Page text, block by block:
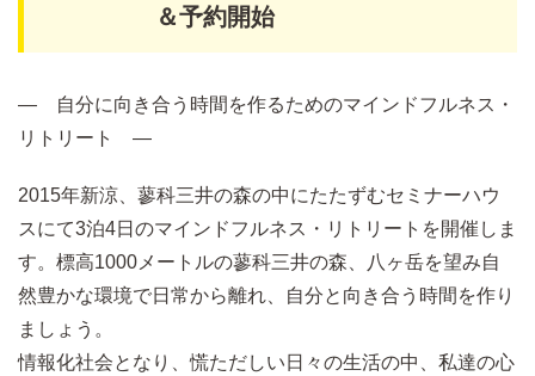
＆予約開始
― 自分に向き合う時間を作るためのマインドフルネス・
リトリート ―
2015年新涼、蓼科三井の森の中にたたずむセミナーハウ
スにて3泊4日のマインドフルネス・リトリートを開催しま
す。標高1000メートルの蓼科三井の森、八ヶ岳を望み自
然豊かな環境で日常から離れ、自分と向き合う時間を作り
ましょう。
情報化社会となり、慌ただしい日々の生活の中、私達の心